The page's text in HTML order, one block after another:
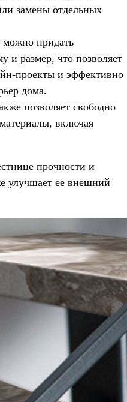
замены отдельных
можно придать
и размер, что позволяет
проекты и эффективно
дома.
позволяет свободно
включая
прочности и
улучшает ее внешний